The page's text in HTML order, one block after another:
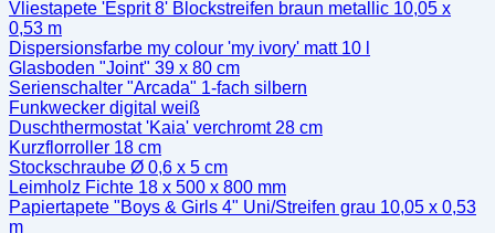
Vliestapete 'Esprit 8' Blockstreifen braun metallic 10,05 x
0,53 m
Dispersionsfarbe my colour 'my ivory' matt 10 l
Glasboden "Joint" 39 x 80 cm
Serienschalter "Arcada" 1-fach silbern
Funkwecker digital weiß
Duschthermostat 'Kaia' verchromt 28 cm
Kurzflorroller 18 cm
Stockschraube Ø 0,6 x 5 cm
Leimholz Fichte 18 x 500 x 800 mm
Papiertapete "Boys & Girls 4" Uni/Streifen grau 10,05 x 0,53
m